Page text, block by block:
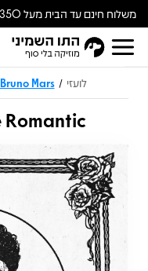
משלוח חינם עד הבית מעל 350
ש״ח
לועזי /
Bruno Mars
Romantic